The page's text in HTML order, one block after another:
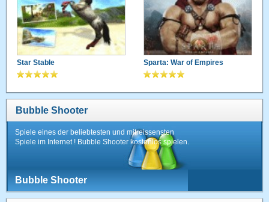
Star Stable Sparta: War of Empires
Bubble Shooter
Spiele eines der beliebtesten und mitreissensten
Spiele im Internet ! Bubble Shooter kostenlos spielen.
Bubble Shooter